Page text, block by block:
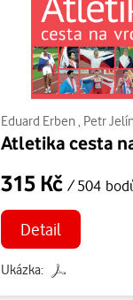
Eduard Erben, Petr
Atletika cesta
315 Kč / 504
Detail
Ukázka: